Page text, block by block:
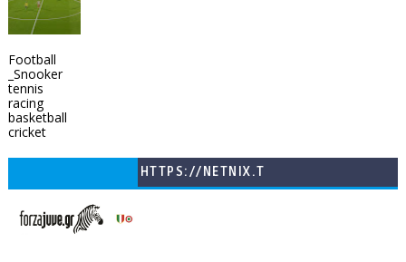
Football
_Snooker
tennis
racing
basketball
cricket
HTTPS://NETNIX.T